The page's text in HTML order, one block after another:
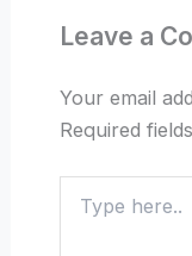
Leave a
Your email
Required
here..